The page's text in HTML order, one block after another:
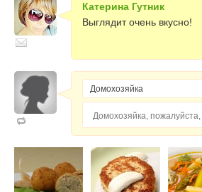
Катерина Гутник
Выглядит очень вкусно!